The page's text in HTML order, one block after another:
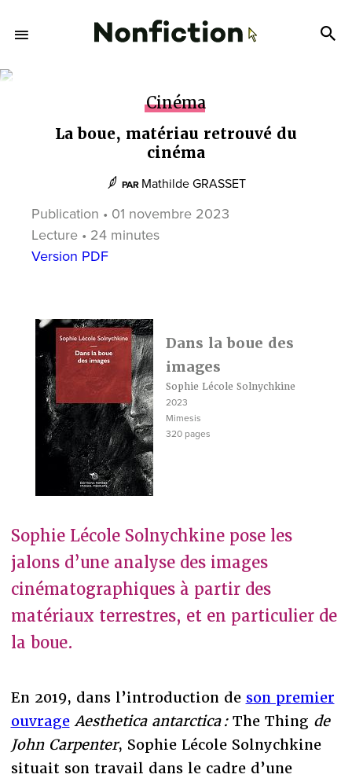
Cinéma
La boue, matériau retrouvé du
cinéma
PAR Mathilde GRASSET
Publication • 01 novembre 2023
Lecture • 24 minutes
Version PDF
Dans la boue des
images
Sophie Lécole Solnychkine
2023
Mimesis
320 pages
Sophie Lécole Solnychkine pose les
jalons d’une analyse des images
cinématographiques à partir des
matériaux terrestres, et en particulier de
la boue.
En 2019, dans l’introduction de son premier
ouvrage Aesthetica antarctica : The Thing de
John Carpenter, Sophie Lécole Solnychkine
situait son travail dans le cadre d’une